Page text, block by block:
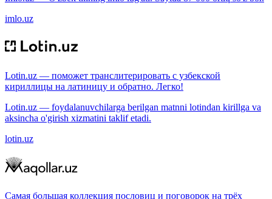
imlo.uz
Lotin.uz — поможет транслитерировать с узбекской
кириллицы на латиницу и обратно. Легко!
Lotin.uz — foydalanuvchilarga berilgan matnni lotindan kirillga va
aksincha o'girish xizmatini taklif etadi.
lotin.uz
Самая большая коллекция пословиц и поговорок на трёх